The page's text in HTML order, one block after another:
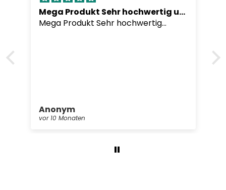
Mega Produkt Sehr hochwertig undLieferung war
Mega Produkt Sehr hochwertig
Anonym
vor 10 Monaten